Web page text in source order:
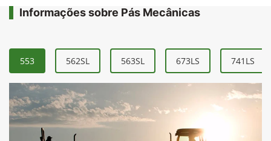
Informações sobre Pás Mecânicas
553 562SL 563SL 673LS 741LS